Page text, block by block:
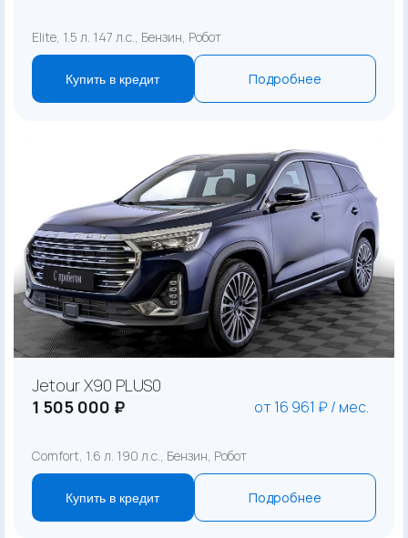
Elite, 1.5 л. 147 л.с., Бензин, Робот
Купить в кредит Подробнее
Jetour X90 PLUS0
1 505 000 ₽
от 16 961 ₽ / мес.
Comfort, 1.6 л. 190 л.с., Бензин, Робот
Купить в кредит Подробнее